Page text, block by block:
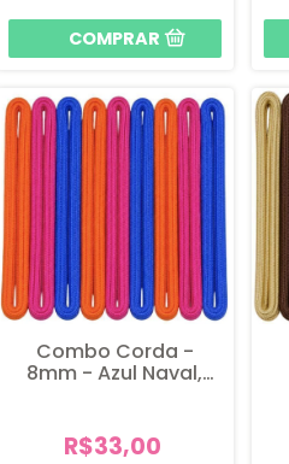
Combo Corda -
8mm - Azul Naval,
R$33,00